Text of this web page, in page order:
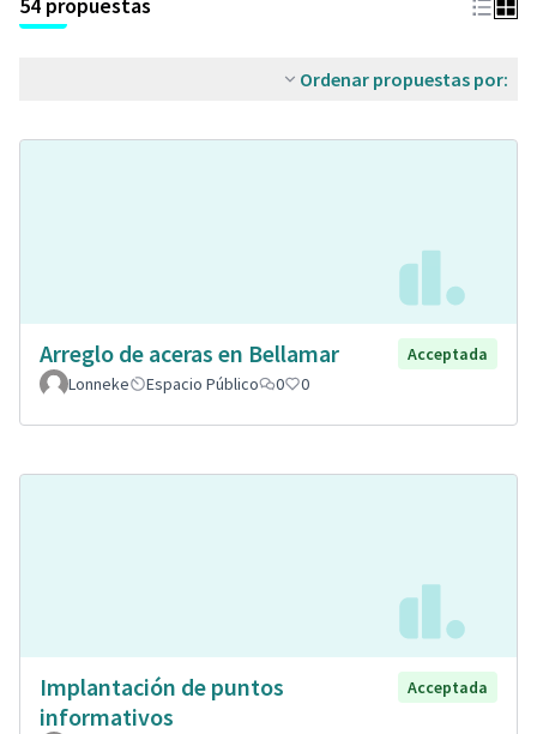
Ordenar propuestas por:
Arreglo de aceras en Bellamar
Acceptada
Lonneke
Espacio Público 0 0
Implantación de puntos
informativos
Acceptada